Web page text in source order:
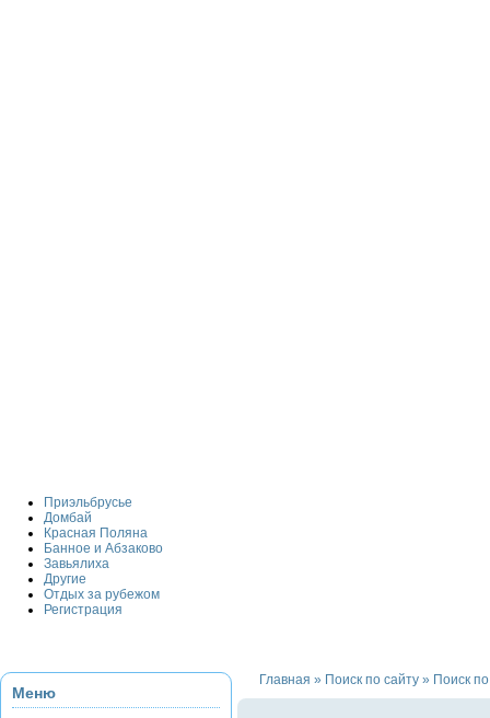
Приэльбрусье
Домбай
Красная Поляна
Банное и Абзаково
Завьялиха
Другие
Отдых за рубежом
Регистрация
Меню
Главная » Поиск по сайту » Поиск